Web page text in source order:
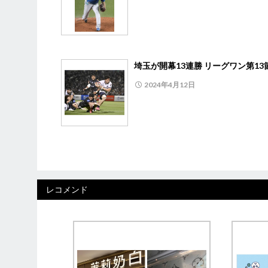
埼玉が開幕13連勝 リーグワン第13
2024年4月12日
レコメンド